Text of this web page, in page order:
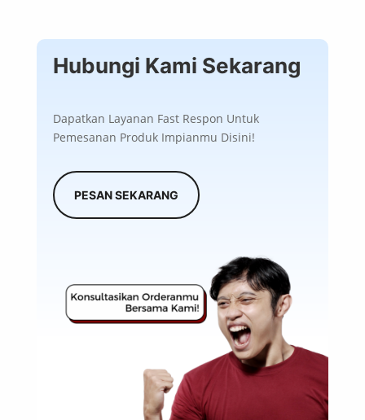
Hubungi Kami Sekarang
Dapatkan Layanan Fast Respon Untuk
Pemesanan Produk Impianmu Disini!
PESAN SEKARANG